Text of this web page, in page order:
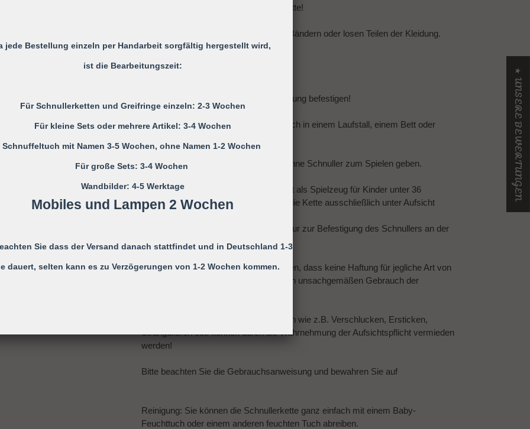
Verlängern Sie niemals die Schnullerkette!
Befestigen Sie sie niemals an Gurten, Bändern oder losen Teilen der Kleidung.
Ihr Kind kann sich strangulieren.
Gebrauchsanweisung
Bitte die Schnullerkette nur an der Kleidung befestigen!
Nicht verwenden, wenn der Säugling sich in einem Laufstall, einem Bett oder
Niemals die Schnullerkette dem Kind ohne Schnuller zum Spielen geben.
Die Schnullerkette darf nicht unbefestigt als Spielzeug für Kinder unter 36
Monaten verwendet werden, daher ist die Kette ausschließlich unter Aufsicht
eines Erwachsenen zu benutzen!
Sie ist KEIN Spielzeug, sondern dient nur zur Befestigung des Schnullers an der
Kleidung.
Es wird ausdrücklich darauf hingewiesen, dass keine Haftung für jegliche Art von
Risiken übernommen wird, die auf einen unsachgemäßen Gebrauch der
Alle möglichen Unfälle und Verletzungen wie z.B. Verschlucken, Ersticken,
Strangulieren ect. können durch die Wahrnehmung der Aufsichtspflicht vermieden
werden!
Bitte beachten Sie die Gebrauchsanweisung und bewahren Sie auf
Reinigung: Sie können die Schnullerkette ganz einfach mit einem Baby-
Feuchttuch oder einem anderen feuchten Tuch abreiben.
★ UNSERE BEWERTUNGEN
jede Bestellung einzeln per Handarbeit sorgfältig hergestellt wird,
ist die Bearbeitungszeit:
Für Schnullerketten und Greifringe einzeln: 2-3 Wochen
Für kleine Sets oder mehrere Artikel: 3-4 Wochen
Schnuffeltuch mit Namen 3-5 Wochen, ohne Namen 1-2 Wochen
Für große Sets: 3-4 Wochen
Wandbilder: 4-5 Werktage
Mobiles und Lampen 2 Wochen
Sie dass der Versand danach stattfindet und in Deutschland 1-3
dauert, selten kann es zu Verzögerungen von 1-2 Wochen kommen.